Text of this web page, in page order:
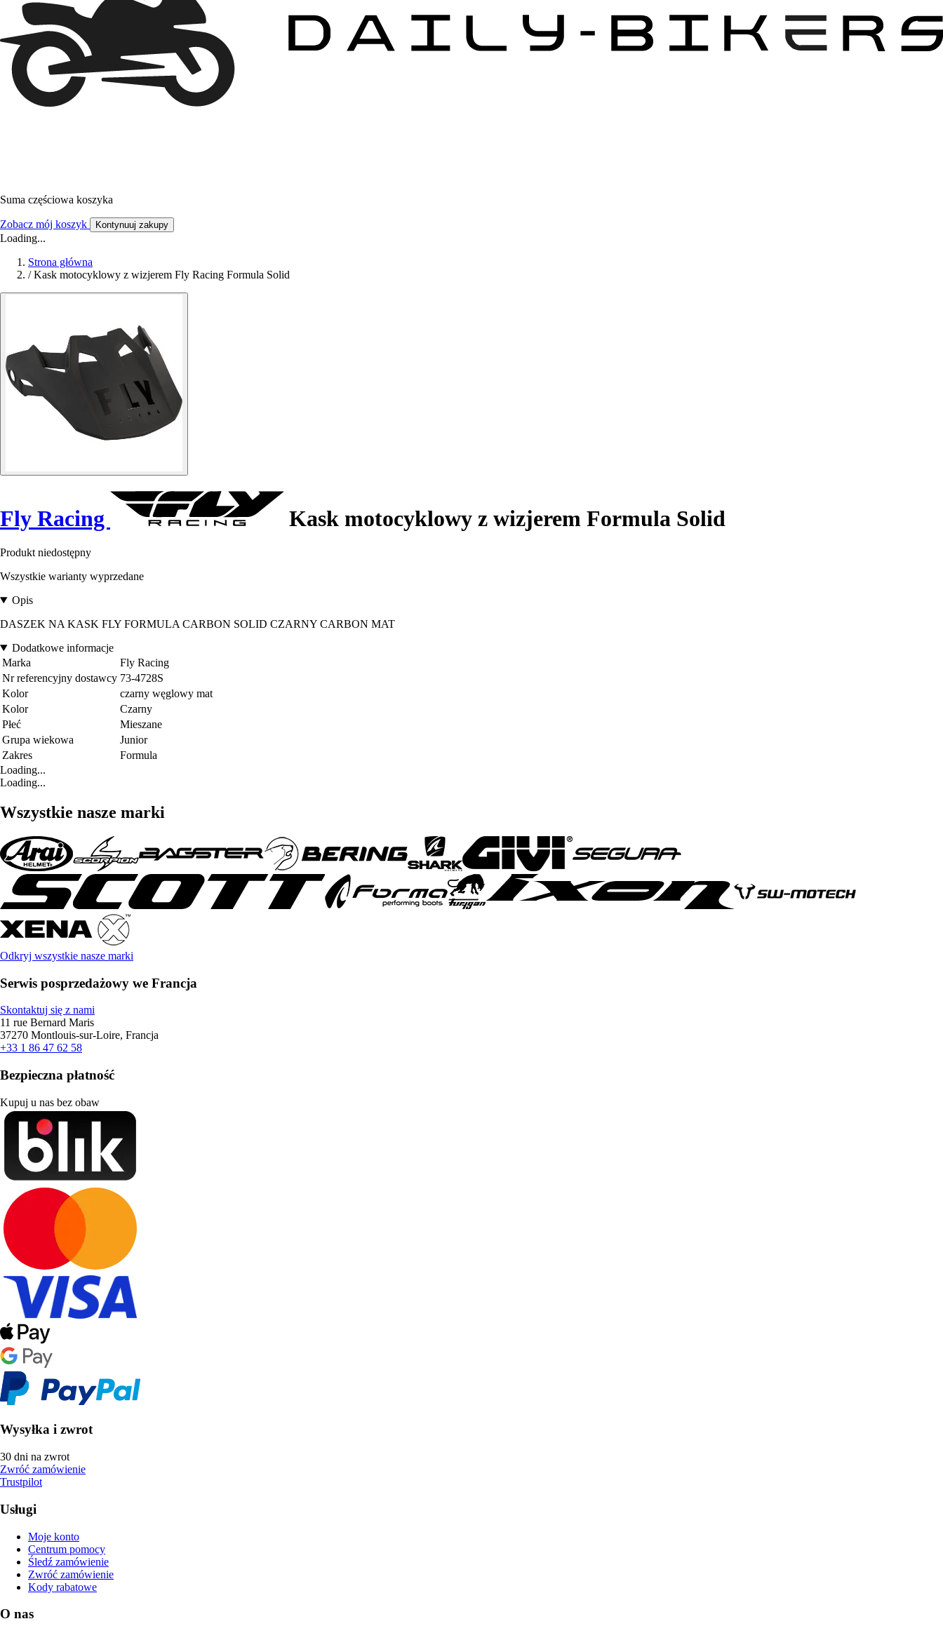
Suma częściowa koszyka
Zobacz mój koszyk Kontynuuj zakupy
Loading...
Strona główna
/ Kask motocyklowy z wizjerem Fly Racing Formula Solid
Fly Racing Kask motocyklowy z wizjerem Formula Solid
Produkt niedostępny
Wszystkie warianty wyprzedane
Opis
DASZEK NA KASK FLY FORMULA CARBON SOLID CZARNY CARBON MAT
Dodatkowe informacje
Marka
Fly Racing
Nr referencyjny dostawcy 73-4728S
Kolor
czarny węglowy mat
Kolor
Czarny
Płeć
Mieszane
Grupa wiekowa
Junior
Zakres
Formula
Loading...
Loading...
Wszystkie nasze marki
Odkryj wszystkie nasze marki
Serwis posprzedażowy we Francja
Skontaktuj się z nami
11 rue Bernard Maris
37270 Montlouis-sur-Loire, Francja
+33 1 86 47 62 58
Bezpieczna płatność
Kupuj u nas bez obaw
Wysyłka i zwrot
30 dni na zwrot
Zwróć zamówienie
Trustpilot
Usługi
Moje konto
Centrum pomocy
Śledź zamówienie
Zwróć zamówienie
Kody rabatowe
O nas